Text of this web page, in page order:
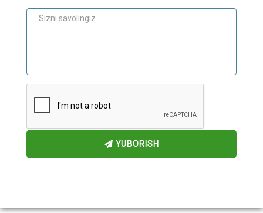
YUBORISH